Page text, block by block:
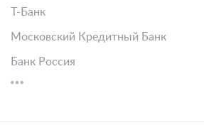
Т-Банк
Московский Кредитный Банк
Банк Россия